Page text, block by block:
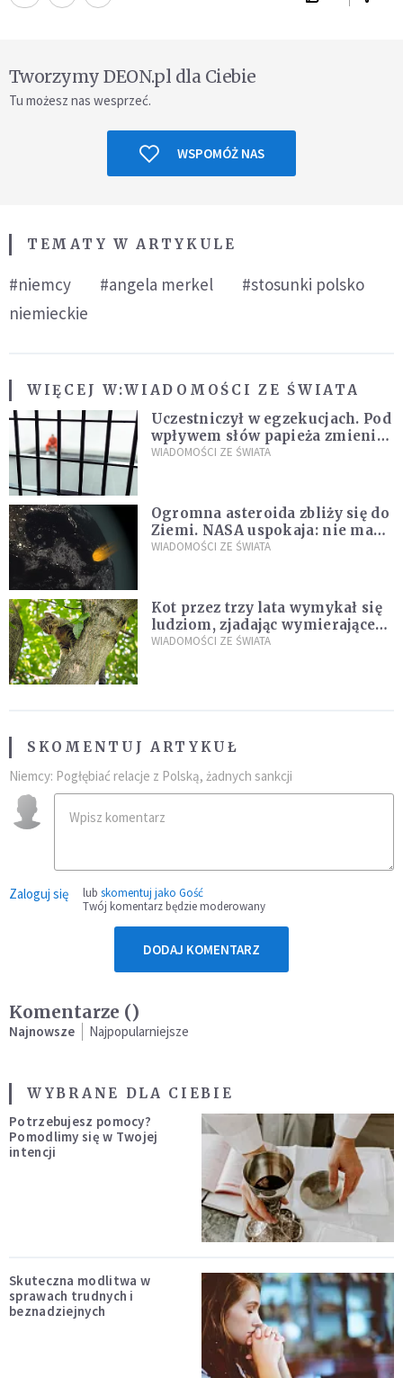
Tworzymy DEON.pl dla Ciebie
Tu możesz nas wesprzeć.
WSPOMÓŻ NAS
TEMATY W ARTYKULE
#niemcy #angela merkel
#stosunki polsko
niemieckie
WIĘCEJ W:WIADOMOŚCI ZE ŚWIATA
Uczestniczył w egzekucjach. Pod
wpływem słów papieża zmienił
zdanie
WIADOMOŚCI ZE ŚWIATA
Ogromna asteroida zbliży się do
Ziemi. NASA uspokaja: nie ma
zagrożenia
WIADOMOŚCI ZE ŚWIATA
Kot przez trzy lata wymykał się
ludziom, zjadając wymierające
kaczki. W końcu popełnił
WIADOMOŚCI ZE ŚWIATA
SKOMENTUJ ARTYKUŁ
Niemcy: Pogłębiać relacje z Polską, żadnych sankcji
Zaloguj się lub skomentuj jako Gość
Twój komentarz będzie moderowany
DODAJ KOMENTARZ
Komentarze ()
Najnowsze Najpopularniejsze
WYBRANE DLA CIEBIE
Potrzebujesz pomocy?
Pomodlimy się w Twojej
intencji
Skuteczna modlitwa w
sprawach trudnych i
beznadziejnych